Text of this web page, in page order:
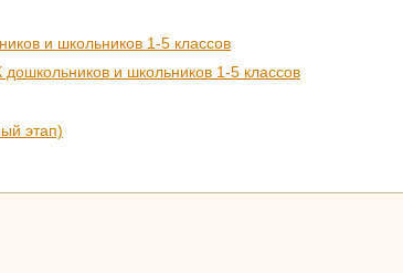
и школьников 1-5 классов
и школьников 1-5 классов
этап)